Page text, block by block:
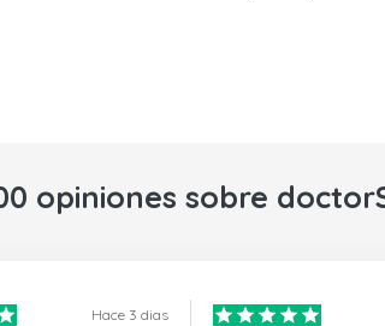
opiniones sobre
Hace 3 dias